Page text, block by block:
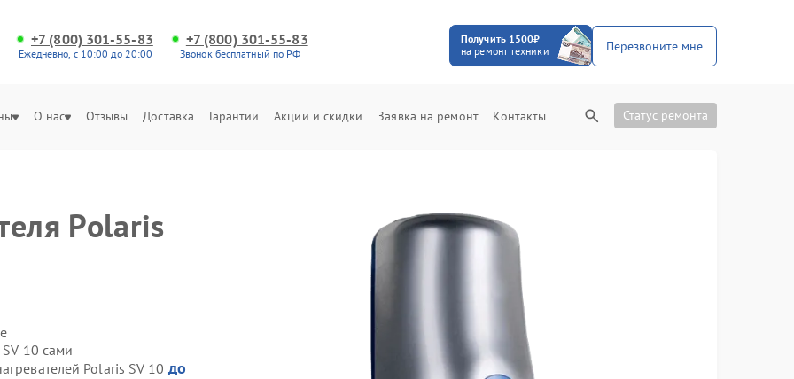
+7 (800) 301-55-83
Ежедневно, с 10:00 до 20:00
+7 (800) 301-55-83
Звонок бесплатный по РФ
Получить 1500₽
на ремонт техники
Перезвоните мне
О нас Отзывы Доставка Гарантии Акции и скидки Заявка на ремонт Контакты Статус ремонта
Polaris
10 сами
Polaris SV 10 до